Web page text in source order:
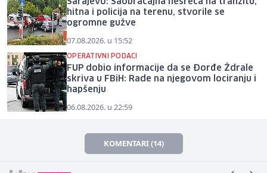
hitna i policija na terenu, stvorile se
ogromne gužve
07.08.2026. u 15:52
OPERATIVNI PODACI
FUP dobio informacije da se Đorđe Ždrale
skriva u FBiH: Rade na njegovom lociranju i
hapšenju
06.08.2026. u 22:59
KOMENTARI (14)